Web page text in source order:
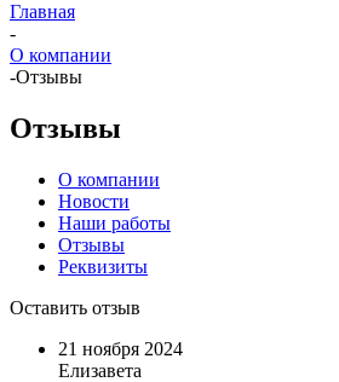
Главная
-
О компании
-Отзывы
Отзывы
О компании
Новости
Наши работы
Отзывы
Реквизиты
Оставить отзыв
21 ноября 2024
Елизавета